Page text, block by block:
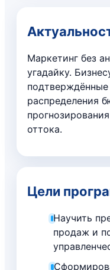
Маркетинг без
угадайку.
распределения
оттока.
Цели
Научить
продаж и